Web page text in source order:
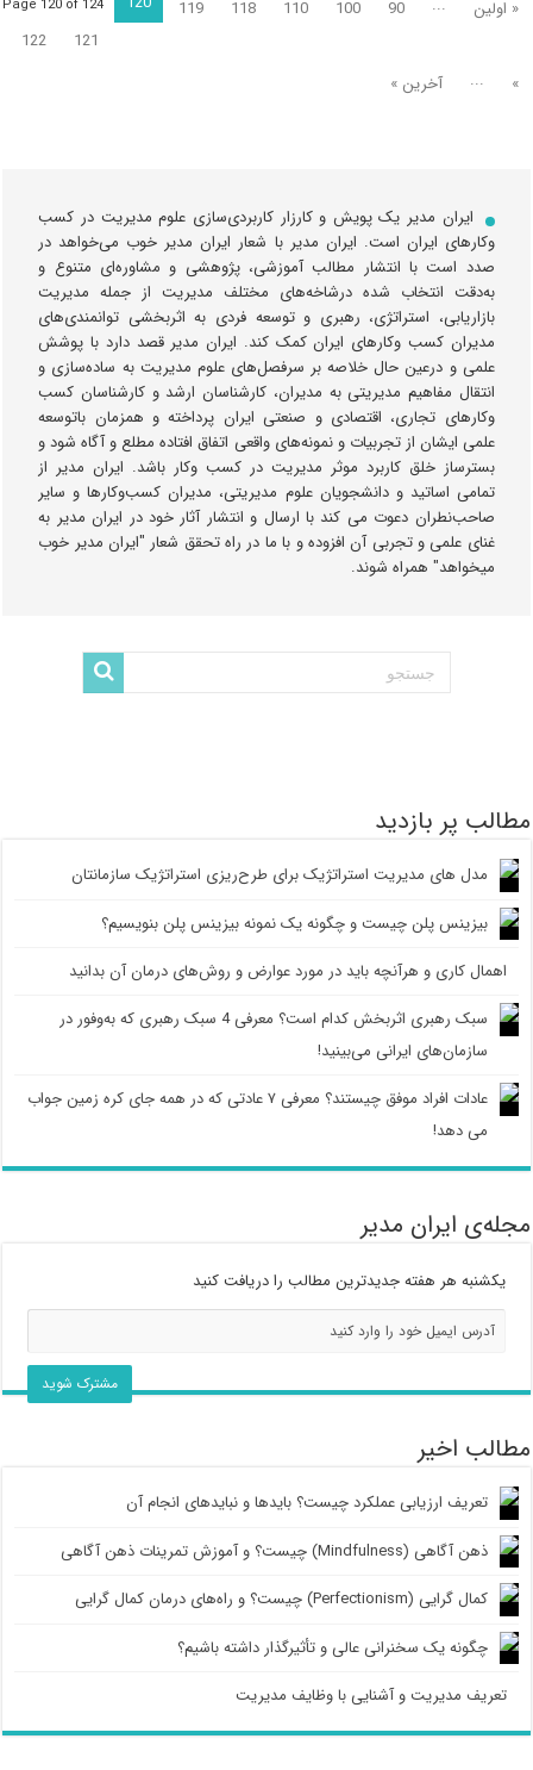
Page 120 of 124 « اولین ...
90
100
110
118
119
121
122
»
... آخرین »
ایران مدیر یک پویش و کارزار کاربردی‌سازی علوم مدیریت در کسب
و‌کارهای ایران است. ایران مدیر با شعار ایران مدیر خوب می‌خواهد در
صدد است با انتشار مطالب آموزشی، پژوهشی و مشاوره‌ای متنوع و
به‌دقت انتخاب شده درشاخه‌های مختلف مدیریت از جمله مدیریت
بازاریابی، استراتژی، رهبری و توسعه فردی به اثربخشی توانمندی‌های
مدیران کسب وکارهای ایران کمک کند. ایران مدیر قصد دارد با پوشش
علمی و درعین حال خلاصه بر سرفصل‌های علوم مدیریت به ساده‌سازی و
انتقال مفاهیم مدیریتی به مدیران، کارشناسان ارشد و کارشناسان کسب‌
وکارهای تجاری، اقتصادی و صنعتی ایران پرداخته و همزمان باتوسعه
علمی ایشان از تجربیات و نمونه‌های واقعی اتفاق افتاده مطلع و آگاه شود و
بسترساز خلق کاربرد موثر مدیریت در کسب وکار باشد. ایران مدیر از
تمامی اساتید و دانشجویان علوم مدیریتی، مدیران کسب‌وکارها و سایر
صاحب‌نطران دعوت می کند با ارسال و انتشار آثار خود در ایران مدیر به
غنای علمی و تجربی آن افزوده و با ما در راه تحقق شعار "ایران مدیر خوب
میخواهد" همراه شوند.
مطالب پر بازدید
مدل های مدیریت استراتژیک برای طرح‌ریزی استراتژیک سازمانتان
بیزینس پلن چیست و چگونه یک نمونه بیزینس پلن بنویسیم؟
اهمال کاری و هرآنچه باید در مورد عوارض و روش‌های درمان آن بدانید
سبک رهبری اثربخش کدام است؟ معرفی 4 سبک رهبری که به‌وفور در
سازمان‌های ایرانی می‌بینید!
عادات افراد موفق چیستند؟ معرفی ۷ عادتی که در همه جای کره زمین جواب
می دهد!
مجله‌ی ایران مدیر
یکشنبه هر هفته جدیدترین مطالب را دریافت کنید
مطالب اخیر
تعریف ارزیابی عملکرد چیست؟ بایدها و نبایدهای انجام آن
ذهن آگاهی (Mindfulness) چیست؟ و آموزش تمرینات ذهن آگاهی
کمال گرایی (Perfectionism) چیست؟ و راه‌های درمان کمال گرایی
چگونه یک سخنرانی عالی و تأثیرگذار داشته باشیم؟
تعریف مدیریت و آشنایی با وظایف مدیریت